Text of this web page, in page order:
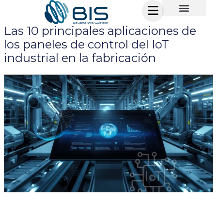
contenido
Las 10 principales aplicaciones de
los paneles de control del IoT
industrial en la fabricación